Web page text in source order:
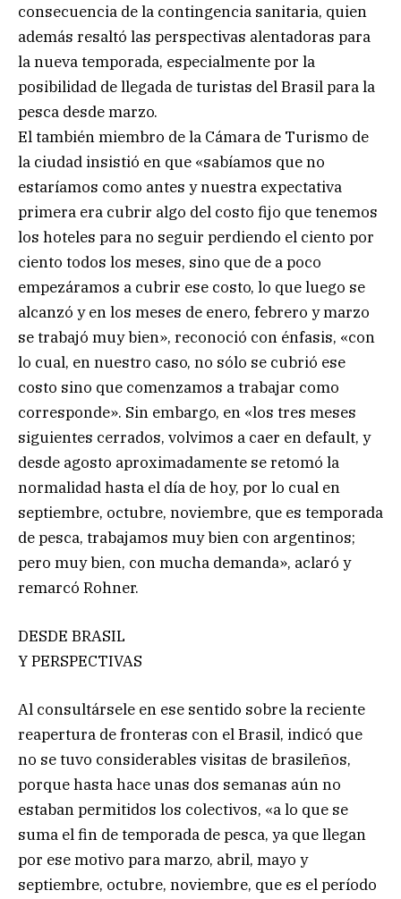
consecuencia de la contingencia sanitaria, quien
además resaltó las perspectivas alentadoras para
la nueva temporada, especialmente por la
posibilidad de llegada de turistas del Brasil para la
pesca desde marzo.
El también miembro de la Cámara de Turismo de
la ciudad insistió en que «sabíamos que no
estaríamos como antes y nuestra expectativa
primera era cubrir algo del costo fijo que tenemos
los hoteles para no seguir perdiendo el ciento por
ciento todos los meses, sino que de a poco
empezáramos a cubrir ese costo, lo que luego se
alcanzó y en los meses de enero, febrero y marzo
se trabajó muy bien», reconoció con énfasis, «con
lo cual, en nuestro caso, no sólo se cubrió ese
costo sino que comenzamos a trabajar como
corresponde». Sin embargo, en «los tres meses
siguientes cerrados, volvimos a caer en default, y
desde agosto aproximadamente se retomó la
normalidad hasta el día de hoy, por lo cual en
septiembre, octubre, noviembre, que es temporada
de pesca, trabajamos muy bien con argentinos;
pero muy bien, con mucha demanda», aclaró y
remarcó Rohner.
DESDE BRASIL
Y PERSPECTIVAS
Al consultársele en ese sentido sobre la reciente
reapertura de fronteras con el Brasil, indicó que
no se tuvo considerables visitas de brasileños,
porque hasta hace unas dos semanas aún no
estaban permitidos los colectivos, «a lo que se
suma el fin de temporada de pesca, ya que llegan
por ese motivo para marzo, abril, mayo y
septiembre, octubre, noviembre, que es el período